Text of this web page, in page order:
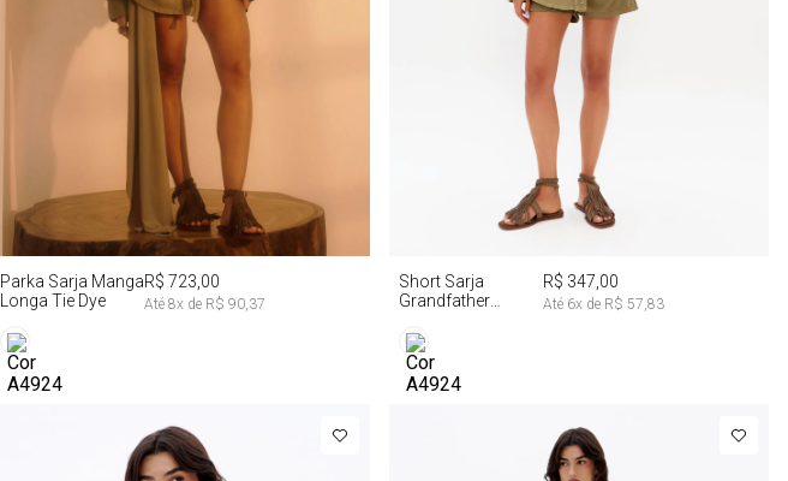
M G
Parka Sarja Manga
Longa Tie Dye
R$ 723,00
Até 8x de R$ 90,37
36 38
Short Sarja
Grandfather
Dye
R$ 347,00
Até 6x de R$ 57,83